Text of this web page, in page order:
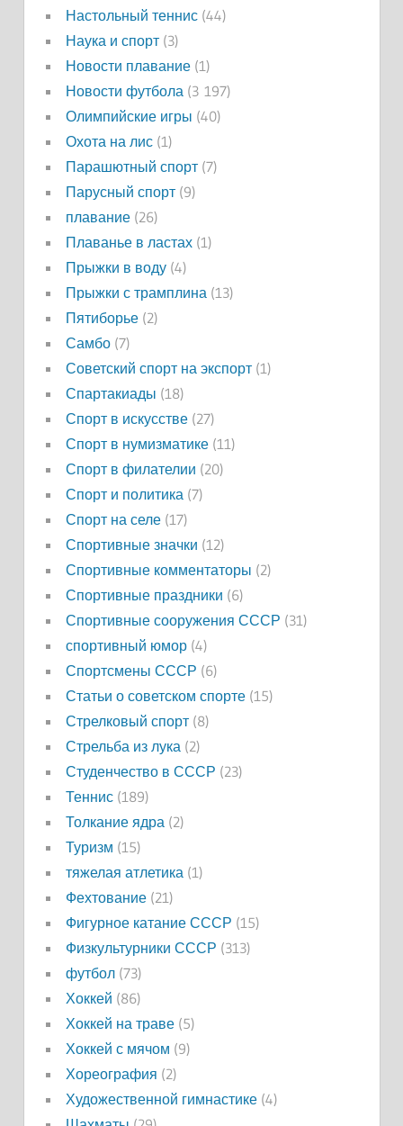
Настольный теннис(44)
Наука и спорт(3)
Новости плавание(1)
Новости футбола (3 197)
Олимпийские игры (40)
Охота на лис(1)
Парашютный спорт(7)
Парусный спорт(9)
плавание(26)
Плаванье в ластах(1)
Прыжки в воду(4)
Прыжки с трамплина (13)
Пятиборье(2)
Самбо(7)
Советский спорт на экспорт(1)
Спартакиады (18)
Спорт в искусстве(27)
Спорт в нумизматике(11)
Спорт в филателии (20)
Спорт и политика (7)
Спорт на селе(17)
Спортивные значки (12)
Спортивные комментаторы (2)
Спортивные праздники (6)
Спортивные сооружения СССР (31)
спортивный юмор(4)
Спортсмены СССР (6)
Статьи о советском спорте(15)
Стрелковый спорт(8)
Стрельба из лука (2)
Студенчество в СССР (23)
Теннис(189)
Толкание ядра (2)
Туризм (15)
тяжелая атлетика (1)
Фехтование(21)
Фигурное катание СССР (15)
Физкультурники СССР (313)
футбол(73)
Хоккей (86)
Хоккей на траве(5)
Хоккей с мячом (9)
Хореография (2)
Художественной гимнастике(4)